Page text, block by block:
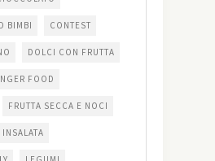
BIMBI CONTEST
DOLCI CON FRUTTA
FOOD
FRUTTA SECCA E NOCI
INSALATA